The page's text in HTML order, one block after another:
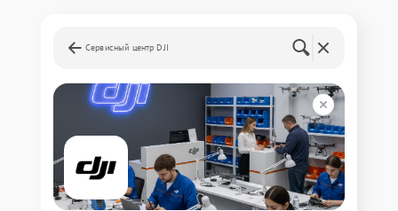
Сервисный центр DJI